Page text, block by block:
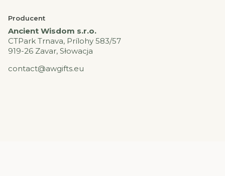
Producent
Ancient Wisdom s.r.o.
CTPark Trnava, Prílohy 583/57
919-26 Zavar, Słowacja
contact@awgifts.eu